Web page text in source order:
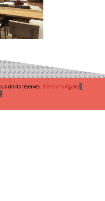
droits réservés. Mentions légales–